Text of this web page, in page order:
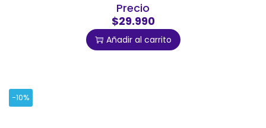
Precio
$29.990
Añadir al carrito
-10%